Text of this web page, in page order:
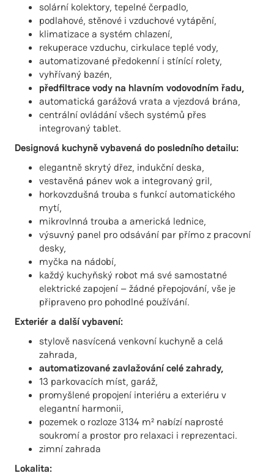
solární kolektory, tepelné čerpadlo,
podlahové, stěnové i vzduchové vytápění,
klimatizace a systém chlazení,
rekuperace vzduchu, cirkulace teplé vody,
automatizované předokenní i stínící rolety,
vyhřívaný bazén,
předfiltrace vody na hlavním vodovodním řadu,
automatická garážová vrata a vjezdová brána,
centrální ovládání všech systémů přes
integrovaný tablet.
Designová kuchyně vybavená do posledního detailu:
elegantně skrytý dřez, indukční deska,
vestavěná pánev wok a integrovaný gril,
horkovzdušná trouba s funkcí automatického
mytí,
mikrovlnná trouba a americká lednice,
výsuvný panel pro odsávání par přímo z pracovní
desky,
myčka na nádobí,
každý kuchyňský robot má své samostatné
elektrické zapojení – žádné přepojování, vše je
připraveno pro pohodlné používání.
Exteriér a další vybavení:
stylově nasvícená venkovní kuchyně a celá
zahrada,
automatizované zavlažování celé zahrady,
13 parkovacích míst, garáž,
promyšlené propojení interiéru a exteriéru v
elegantní harmonii,
pozemek o rozloze 3134 m² nabízí naprosté
soukromí a prostor pro relaxaci i reprezentaci.
zimní zahrada
Lokalita: